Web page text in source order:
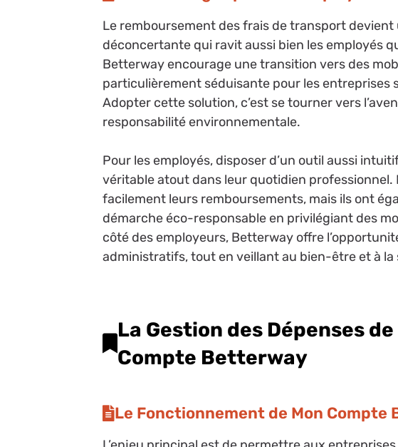
Le remboursement des frais de transport devient
déconcertante qui ravit aussi bien les employés
Betterway encourage une transition vers des
particulièrement séduisante pour les entreprises
Adopter cette solution, c’est se tourner vers
responsabilité environnementale.
Pour les employés, disposer d’un outil aussi
véritable atout dans leur quotidien
facilement leurs remboursements, mais ils ont
démarche éco-responsable en privilégiant des
côté des employeurs, Betterway offre
administratifs, tout en veillant au bien-être et à
La Gestion des Dépenses
Compte Betterway
Le Fonctionnement de Mon Compte